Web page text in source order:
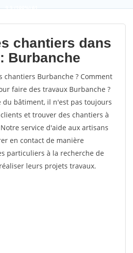
9,5(100%)61
votes
chantiers dans
Burbanche
chantiers Burbanche ? Comment
faire des travaux Burbanche ?
bâtiment, il n'est pas toujours
et trouver des chantiers à
service d'aide aux artisans
en contact de manière
particuliers à la recherche de
leurs projets travaux.